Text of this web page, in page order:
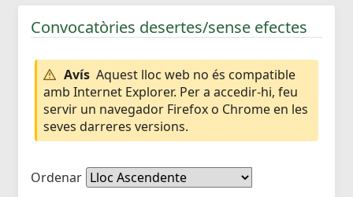
Convocatòries desertes/sense efectes
Avís Aquest lloc web no és compatible
amb Internet Explorer. Per a accedir-hi, feu
servir un navegador Firefox o Chrome en les
seves darreres versions.
Ordenar